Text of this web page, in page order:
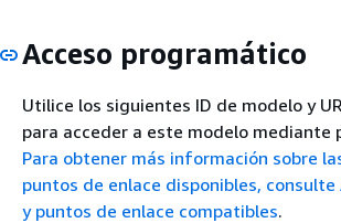
Acceso programático
Utilice los siguientes ID de modelo y
para acceder a este modelo mediante
Para obtener más información sobre
puntos de enlace disponibles, consulte
y puntos de enlace compatibles.